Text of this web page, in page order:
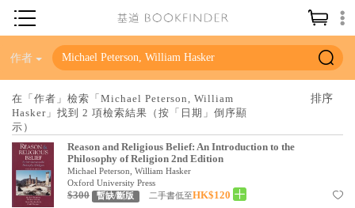
神學／教義
聖經
信仰入門
教會歷史
靈修／禱告
作者
在「作者」檢索「Michael Peterson, William
Hasker」找到 2 項檢索結果（按「日期」倒序顯
示）
Reason and Religious Belief: An Introduction to the
Philosophy of Religion 2nd Edition
Michael Peterson, William Hasker
Oxford University Press
$300 暫缺/斷版 二手書低至HK$120